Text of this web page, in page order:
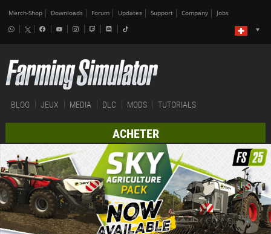
Merch-Shop Downloads Forum Updates Support Company Jobs
BLOG JEUX MEDIA DLC MODS TUTORIALS
ACHETER